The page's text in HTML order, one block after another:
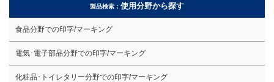
製品検索： 使用分野から探す
食品分野での印字/マーキング
電気･電子部品分野での印字/マーキング
化粧品･トイレタリー分野での印字/マーキング